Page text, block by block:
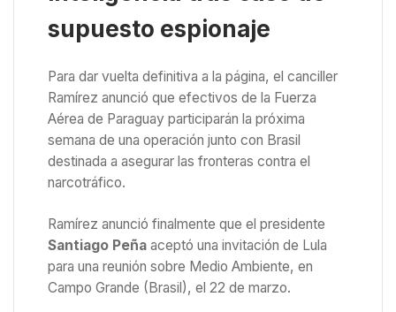
supuesto espionaje
Para dar vuelta definitiva a la página, el canciller
Ramírez anunció que efectivos de la Fuerza
Aérea de Paraguay participarán la próxima
semana de una operación junto con Brasil
destinada a asegurar las fronteras contra el
narcotráfico.
Ramírez anunció finalmente que el presidente
Santiago Peñaaceptó una invitación de Lula
para una reunión sobre Medio Ambiente, en
Campo Grande (Brasil), el 22 de marzo.